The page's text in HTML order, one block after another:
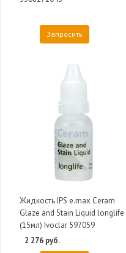
Запросить
Жидкость IPS e.max Ceram
Glaze and Stain Liquid longlife
(15мл) Ivoclar 597059
2 276 руб.